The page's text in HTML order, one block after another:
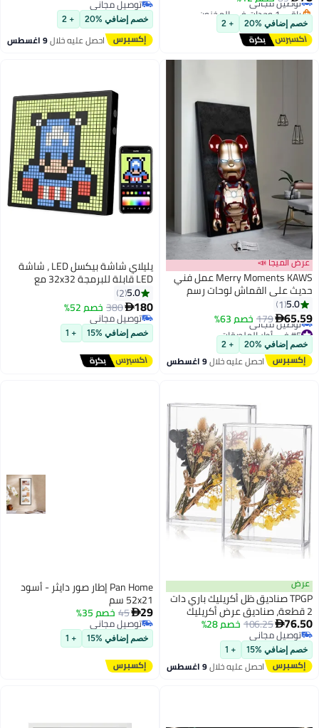
باقي 1 وحدات في المخزون
توصيل مجاني
خصم إضافي %20 + 2
توصيل مجاني
توصيل مجاني
خصم إضافي %20 + 2
احصل عليه خلال9 اغسطس
عرض الميجا 📣
Merry Moments KAWS عمل فني
حديث على القماش لوحات رسم
ملصق طباعة صور فنية جدارية
لغرفة المعيشة وغرفة النوم
وديكور المنزل مع إطار أسود اللون
40 × 80 سم
5.0
1
65.59
179 خصم 63%
#5 في أطر الملصقات
أقل سعر في السنة
توصيل مجاني
#5 في أطر الملصقات
خصم إضافي %20 + 2
احصل عليه خلال9 اغسطس
يليلاي شاشة بيكسل LED ، شاشة
LED قابلة للبرمجة 32x32 مع
التحكم في التطبيق للديكور
المنزلي
5.0
2
180
380 خصم 52%
توصيل مجاني
توصيل مجاني
خصم إضافي %15 + 1
عرض
TPGP صناديق ظل أكريليك باري دات
2 قطعة، صناديق عرض أكريليك
شفافة، إطار DIY، 5 x 7''
76.50
106.25خصم 28%
توصيل مجاني
توصيل مجاني
خصم إضافي %15 + 1
احصل عليه خلال9 اغسطس
Pan Home إطار صور دايثر - أسود
52x21 سم
29
45 خصم 35%
توصيل مجاني
توصيل مجاني
خصم إضافي %15 + 1